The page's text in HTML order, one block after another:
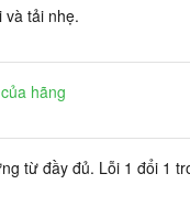
và tải nhẹ.
hãng
từ đầy đủ. Lỗi 1 đổi 1